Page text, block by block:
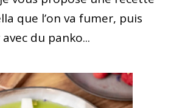
que l’on va fumer, puis
du panko...